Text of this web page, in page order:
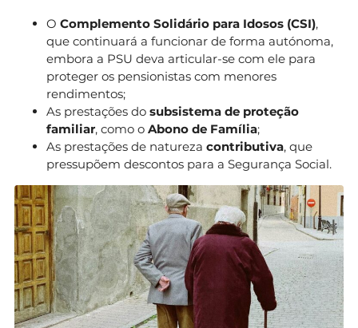
O Complemento Solidário para Idosos (CSI),
que continuará a funcionar de forma autónoma,
embora a PSU deva articular-se com ele para
proteger os pensionistas com menores
rendimentos;
As prestações do subsistema de proteção
familiar, como o Abono de Família;
As prestações de natureza contributiva, que
pressupõem descontos para a Segurança Social.